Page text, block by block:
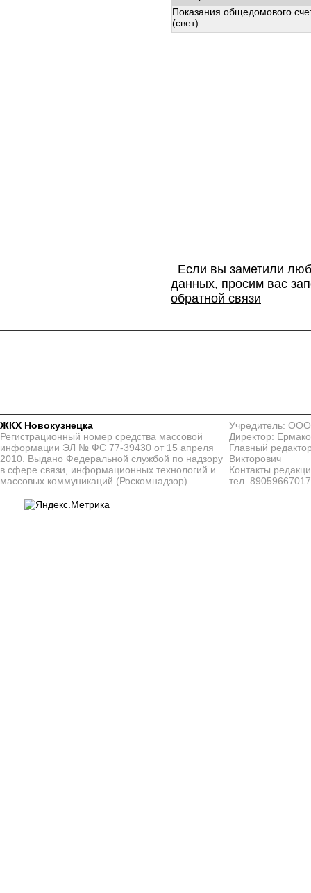
Показания общедомового
(свет)
Если вы заметили
данных, просим вас
обратной связи
ЖКХ Новокузнецка
Регистрационный номер средства массовой
информации ЭЛ № ФС 77-39430 от 15 апреля
2010. Выдано Федеральной службой по надзору
в сфере связи, информационных технологий и
массовых коммуникаций (Роскомнадзор)
Учредитель:
Директор:
Главный
Викторович
Контакты
тел. 89059667017